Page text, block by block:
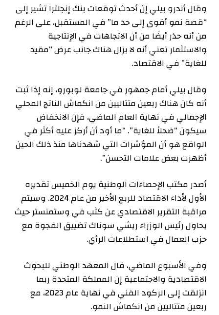
وقال أندرو بيلي إن أحدث توقعات بنك إنجلترا تشير إلى
“قصة نمو أقوى إلى حد ما” في المستقبل، على الرغم
من أنه حذر أيضًا من أن الاتجاهات في الإنتاجية
والاستثمار تعني أنه لا يزال هناك جانب عرض “مقيد
للغاية” في الاقتصاد.
وقال بيلي أمام جمهور في جامعة لوبورو، إنه إذا ثبت
أنه كان هناك ربعين متتاليين من انكماش الناتج المحلي
الإجمالي في نهاية العام الماضي، فإن الانخفاض
سيكون “ضحلاً للغاية”. “ما أود أن أركز عليه أكثر في
الواقع هو أن المؤشرات التي شهدناها منذ ذلك الحين
أظهرت بعض علامات التحسن”.
أصدر مكتب الإحصاءات الوطنية يوم الخميس تقديره
الأول لأداء الاقتصاد للربع الأخير من عام 2024. وسيتم
مراقبة التقرير الاقتصادي عن كثب في وستمنستر حيث
يحاول رئيس الوزراء ريشي سوناك تضييق الفجوة مع
حزب العمال في استطلاعات الرأي.
وفي الأسبوع الماضي، قال المعهد الوطني للبحوث
الاقتصادية والاجتماعية إن المملكة المتحدة ربما
انزلقت إلى الركود الفني في نهاية عام 2023، مع
ربعين متتاليين من انكماش النمو.